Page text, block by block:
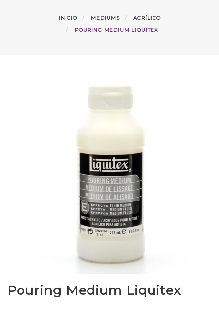
INICIO MEDIUMS
ACRÍLICO
POURING MEDIUM LIQUITEX
Pouring Medium Liquitex